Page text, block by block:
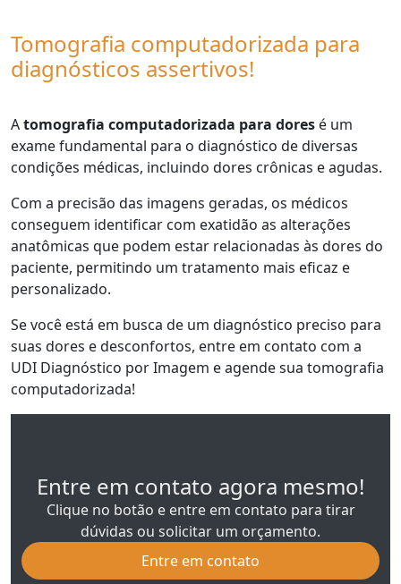
Tomografia computadorizada para
diagnósticos assertivos!
Atomografia computadorizada para dores é um
exame fundamental para o diagnóstico de diversas
condições médicas, incluindo dores crônicas e agudas.
Com a precisão das imagens geradas, os médicos
conseguem identificar com exatidão as alterações
anatômicas que podem estar relacionadas às dores do
paciente, permitindo um tratamento mais eficaz e
personalizado.
Se você está em busca de um diagnóstico preciso para
suas dores e desconfortos, entre em contato com a
UDI Diagnóstico por Imagem e agende sua tomografia
computadorizada!
Entre em contato agora mesmo!
Clique no botão e entre em contato para tirar
dúvidas ou solicitar um orçamento.
Entre em contato